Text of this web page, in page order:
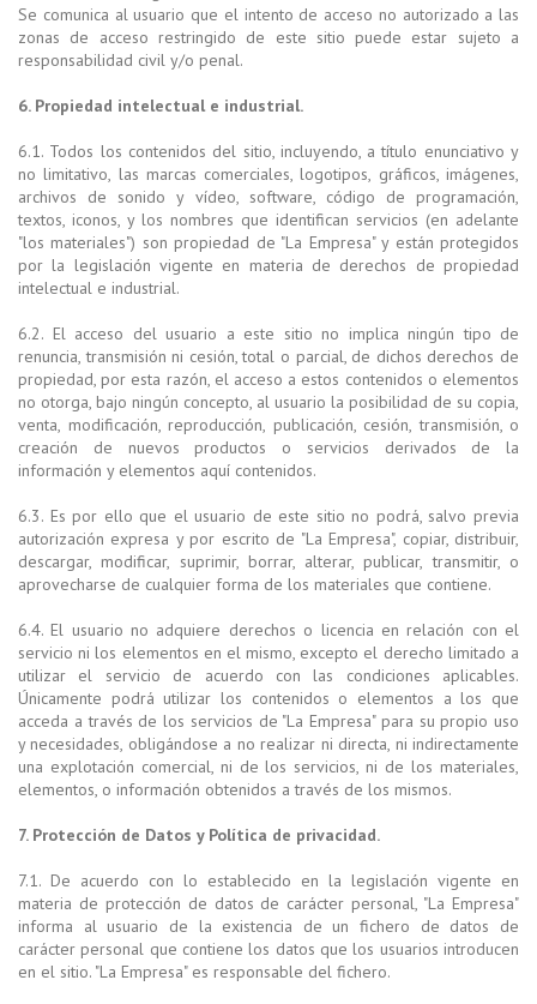
Se comunica al usuario que el intento de acceso no autorizado a las
zonas de acceso restringido de este sitio puede estar sujeto a
responsabilidad civil y/o penal.
6. Propiedad intelectual e industrial.
6.1. Todos los contenidos del sitio, incluyendo, a título enunciativo y
no limitativo, las marcas comerciales, logotipos, gráficos, imágenes,
archivos de sonido y vídeo, software, código de programación,
textos, iconos, y los nombres que identifican servicios (en adelante
"los materiales") son propiedad de "La Empresa" y están protegidos
por la legislación vigente en materia de derechos de propiedad
intelectual e industrial.
6.2. El acceso del usuario a este sitio no implica ningún tipo de
renuncia, transmisión ni cesión, total o parcial, de dichos derechos de
propiedad, por esta razón, el acceso a estos contenidos o elementos
no otorga, bajo ningún concepto, al usuario la posibilidad de su copia,
venta, modificación, reproducción, publicación, cesión, transmisión, o
creación de nuevos productos o servicios derivados de la
información y elementos aquí contenidos.
6.3. Es por ello que el usuario de este sitio no podrá, salvo previa
autorización expresa y por escrito de "La Empresa", copiar, distribuir,
descargar, modificar, suprimir, borrar, alterar, publicar, transmitir, o
aprovecharse de cualquier forma de los materiales que contiene.
6.4. El usuario no adquiere derechos o licencia en relación con el
servicio ni los elementos en el mismo, excepto el derecho limitado a
utilizar el servicio de acuerdo con las condiciones aplicables.
Únicamente podrá utilizar los contenidos o elementos a los que
acceda a través de los servicios de "La Empresa" para su propio uso
y necesidades, obligándose a no realizar ni directa, ni indirectamente
una explotación comercial, ni de los servicios, ni de los materiales,
elementos, o información obtenidos a través de los mismos.
7. Protección de Datos y Política de privacidad.
7.1. De acuerdo con lo establecido en la legislación vigente en
materia de protección de datos de carácter personal, "La Empresa"
informa al usuario de la existencia de un fichero de datos de
carácter personal que contiene los datos que los usuarios introducen
en el sitio. "La Empresa" es responsable del fichero.